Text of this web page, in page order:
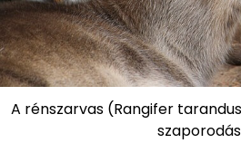
A rénszarvas (Rangifer